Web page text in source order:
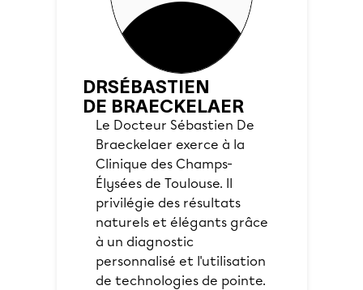
DRSÉBASTIEN
DE BRAECKELAER
Le Docteur Sébastien De
Braeckelaer exerce à la
Clinique des Champs-
Élysées de Toulouse. Il
privilégie des résultats
naturels et élégants grâce
à un diagnostic
personnalisé et l'utilisation
de technologies de pointe.